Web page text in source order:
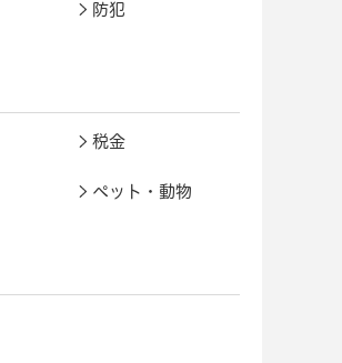
防犯
税金
ペット・動物